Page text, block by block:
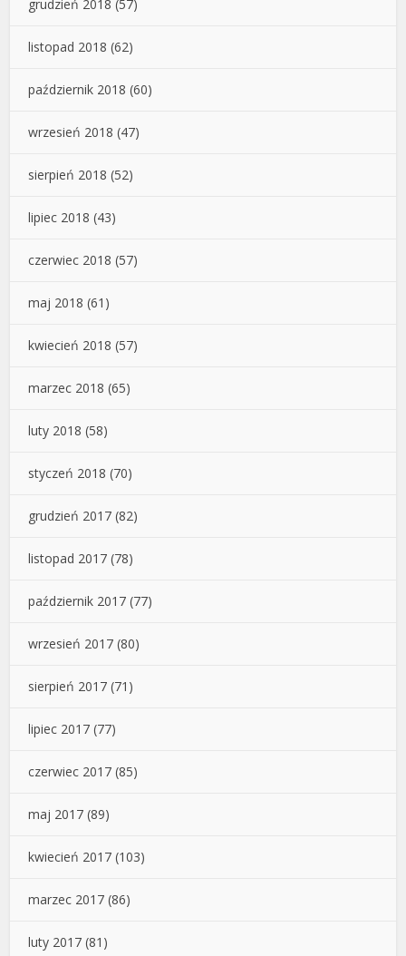
grudzień 2018 (57)
listopad 2018 (62)
październik 2018 (60)
wrzesień 2018 (47)
sierpień 2018 (52)
lipiec 2018 (43)
czerwiec 2018 (57)
maj 2018 (61)
kwiecień 2018 (57)
marzec 2018 (65)
luty 2018 (58)
styczeń 2018 (70)
grudzień 2017 (82)
listopad 2017 (78)
październik 2017 (77)
wrzesień 2017 (80)
sierpień 2017 (71)
lipiec 2017 (77)
czerwiec 2017 (85)
maj 2017 (89)
kwiecień 2017 (103)
marzec 2017 (86)
luty 2017 (81)